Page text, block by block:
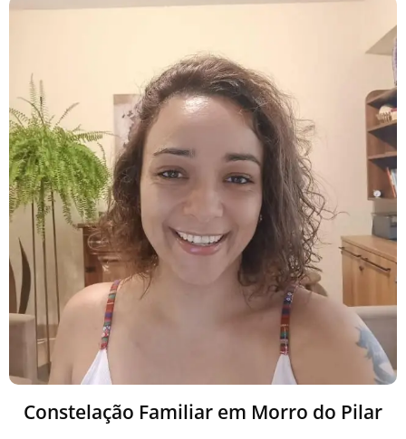
Constelação Familiar em Morro do Pilar